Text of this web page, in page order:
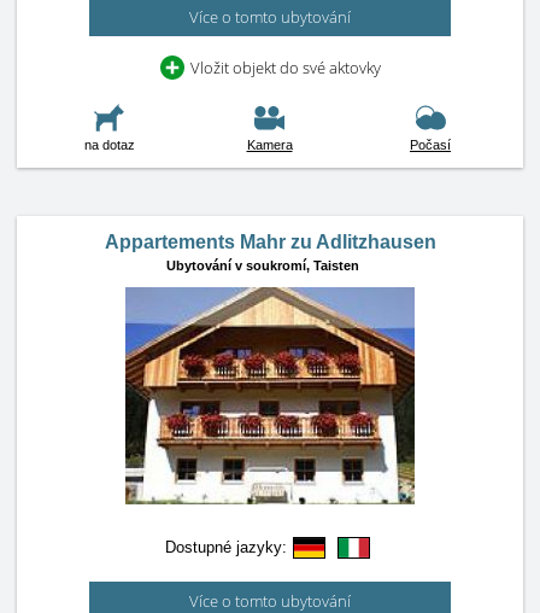
Více o tomto ubytování
Vložit objekt do své aktovky
na dotaz Kamera Počasí
Appartements Mahr zu Adlitzhausen
Ubytování v soukromí, Taisten
Dostupné jazyky:
Více o tomto ubytování